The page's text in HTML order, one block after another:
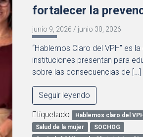
fortalecer la
junio 9, 2026 / junio 30, 2026
“Hablemos Claro del VPH” es
instituciones presentan para
sobre las consecuencias de […]
Seguir leyendo
Etiquetado Hablemos claro del VPH
Salud de la mujer
SOCHOG